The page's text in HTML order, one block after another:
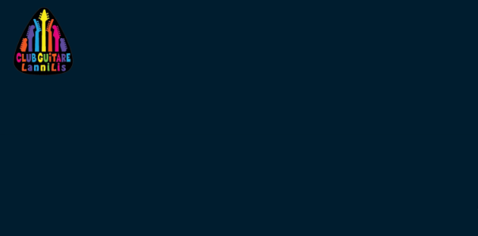
Aller
au
contenu